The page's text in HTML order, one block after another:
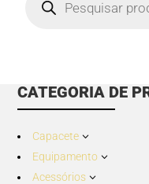
CATEGORIA DE
Capacete 3
Equipamento 3
Acessórios 3